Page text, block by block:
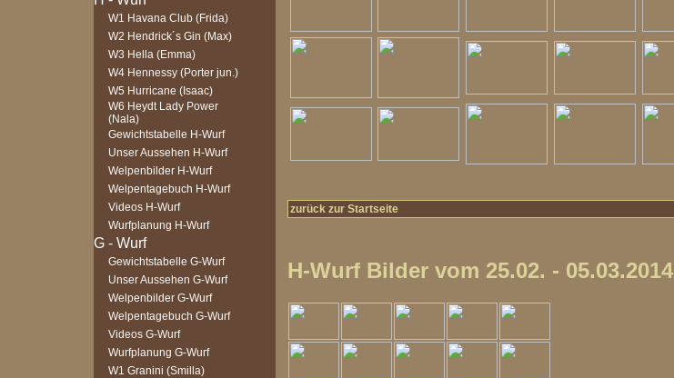
W1 Havana Club (Frida)
W2 Hendrick´s Gin (Max)
W3 Hella (Emma)
W4 Hennessy (Porter jun.)
W5 Hurricane (Isaac)
W6 Heydt Lady Power
(Nala)
Gewichtstabelle H-Wurf
Unser Aussehen H-Wurf
Welpenbilder H-Wurf
Welpentagebuch H-Wurf
Videos H-Wurf
Wurfplanung H-Wurf
Gewichtstabelle G-Wurf
Unser Aussehen G-Wurf
Welpenbilder G-Wurf
Welpentagebuch G-Wurf
Videos G-Wurf
Wurfplanung G-Wurf
W1 Granini (Smilla)
zurück zur Startseite
H-Wurf Bilder vom 25.02. - 05.03.2014